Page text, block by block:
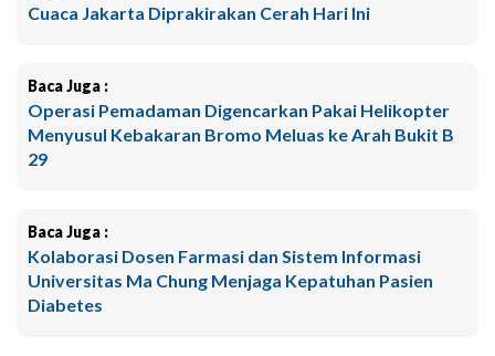
Cuaca Jakarta Diprakirakan Cerah Hari Ini
Baca Juga :
Operasi Pemadaman Digencarkan Pakai Helikopter
Menyusul Kebakaran Bromo Meluas ke Arah Bukit B
29
Baca Juga :
Kolaborasi Dosen Farmasi dan Sistem Informasi
Universitas Ma Chung Menjaga Kepatuhan Pasien
Diabetes